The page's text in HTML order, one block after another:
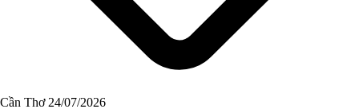
Cần Thơ 24/07/2026